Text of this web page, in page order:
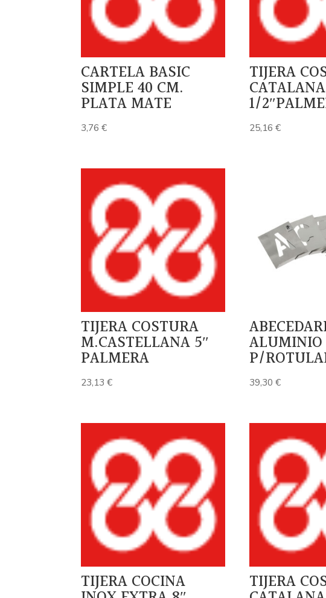
CARTELA BASIC
SIMPLE 40 CM.
PLATA MATE
3,76€
TIJERA
1/
25,16€
TIJERA COSTURA
M.CASTELLANA 5″
PALMERA
23,13€
ALUMINIO
P/
39,30€
TIJERA COCINA TIJERA